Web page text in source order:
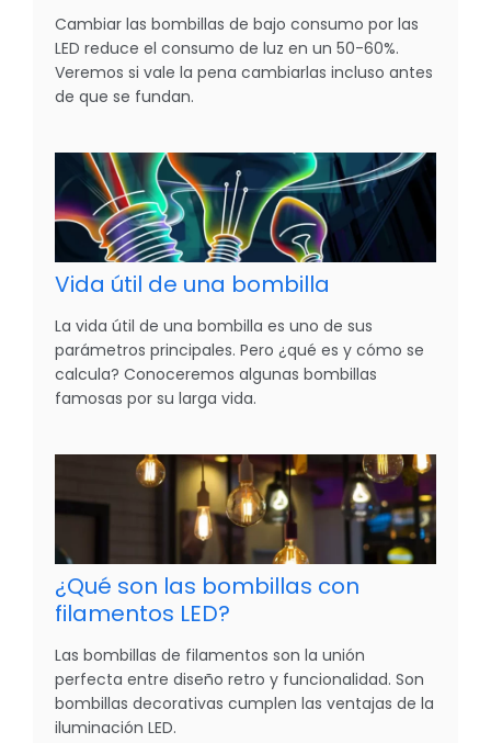
Cambiar las bombillas de bajo consumo por las
LED reduce el consumo de luz en un 50-60%.
Veremos si vale la pena cambiarlas incluso antes
de que se fundan.
Vida útil de una bombilla
La vida útil de una bombilla es uno de sus
parámetros principales. Pero ¿qué es y cómo se
calcula? Conoceremos algunas bombillas
famosas por su larga vida.
¿Qué son las bombillas con
filamentos LED?
Las bombillas de filamentos son la unión
perfecta entre diseño retro y funcionalidad. Son
bombillas decorativas cumplen las ventajas de la
iluminación LED.